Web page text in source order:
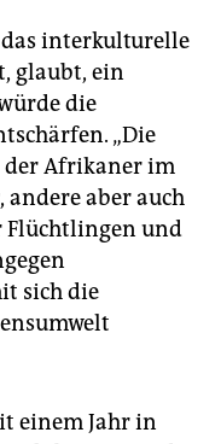
das interkulturelle
glaubt, ein
die
„Die
der Afrikaner im
andere aber auch
Flüchtlingen und
sich die
einem Jahr in